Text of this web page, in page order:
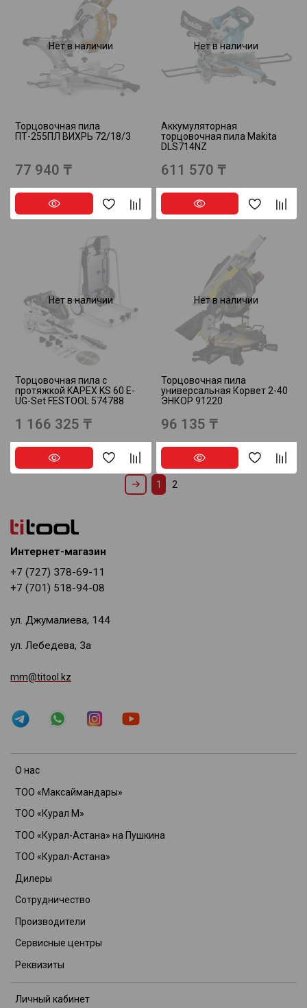
Нет в наличии
Торцовочная пила
ПТ-255ПЛ ВИХРЬ 72/18/3
77 940 ₸
Нет в наличии
Аккумуляторная
торцовочная пила Makita
DLS714NZ
611 570 ₸
Нет в наличии
Торцовочная пила с
протяжкой KAPEX KS 60 E-
UG-Set FESTOOL 574788
1 166 325 ₸
Нет в наличии
Торцовочная пила
универсальная Корвет 2-40
ЭНКОР 91220
96 135 ₸
1 2
О нас
ТОО «Максаймандары»
ТОО «Курал М»
ТОО «Курал-Астана» на Пушкина
ТОО «Курал-Астана»
Дилеры
Сотрудничество
Производители
Сервисные центры
Реквизиты
Личный кабинет
Интернет-магазин
+7 (727) 378-69-11
+7 (701) 518-94-08
ул. Джумалиева, 144
ул. Лебедева, 3а
mm@titool.kz